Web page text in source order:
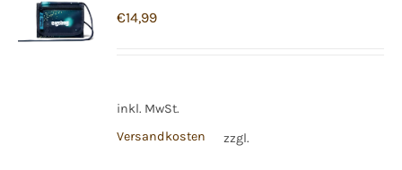
€14,99
inkl. MwSt.
zzgl.
Versandkosten